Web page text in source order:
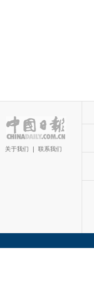
关于我们 联系我们